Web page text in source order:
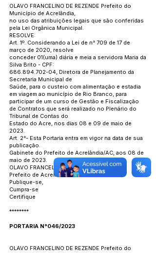
OLAVO FRANCELINO DE REZENDE Prefeito do
Município de Acrelândia,
no uso das atribuições legais que são conferidas
pela Lei Orgânica Municipal.
RESOLVE:
Art. 1º. Considerando a Lei de n° 709 de 17 de
março de 2020, resolve
conceder 01(uma) diária e meia a servidora Maria da
Silva Brito - CPF:
686.894.702-04, Diretora de Planejamento da
Secretaria Municipal de
Saúde, para o custeio com alimentação e estadia
em viagem ao município de Rio Branco, para
participar de um curso de Gestão e Fiscalização
de Contratos que será realizado no Plenário do
Tribunal de Contas do
Estado do Acre, nos dias 08 e 09 de maio de
2023.
Art. 2°- Esta Portaria entra em vigor na data de sua
publicação.
Gabinete do Prefeito de Acrelândia/AC, aos 08 de
maio de 2023.
OLAVO FRANCELINO DE REZENDE
Prefeito de Acrelândia
Publique-se,
Cumpra-se
Certifique
********
PORTARIA N°046/2023
OLAVO FRANCELINO DE REZENDE Prefeito do